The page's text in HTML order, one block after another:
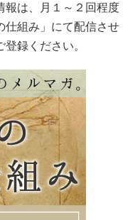
報は、月１～２回程度
仕組み」にて配信させ
録ください。